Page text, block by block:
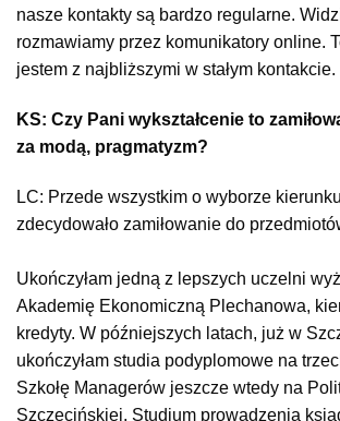
nasze kontakty są bardzo regularne.
rozmawiamy przez komunikatory online.
jestem z najbliższymi w stałym kontakcie.
KS: Czy Pani wykształcenie to
za modą, pragmatyzm?
LC: Przede wszystkim o wyborze
zdecydowało zamiłowanie do
Ukończyłam jedną z lepszych uczelni
Akademię Ekonomiczną Plechanowa,
kredyty. W późniejszych latach, już w
ukończyłam studia podyplomowe na
Szkołę Managerów jeszcze wtedy na
Szczecińskiej, Studium prowadzenia